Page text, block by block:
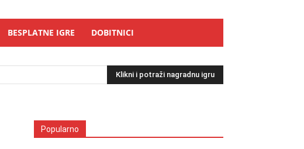
BESPLATNE IGRE DOBITNICI
Klikni i potraži nagradnu igru
Popularno